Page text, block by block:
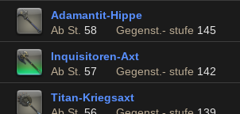
Adamantit-Hippe
Ab St. 58 Gegenst.- stufe 145
Inquisitoren-Axt
Ab St. 57 Gegenst.- stufe 142
Titan-Kriegsaxt